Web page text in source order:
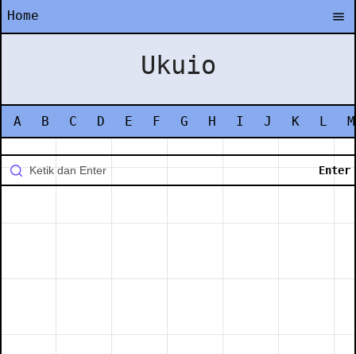
Home
Ukuio
A B C D E F G H I J K L M